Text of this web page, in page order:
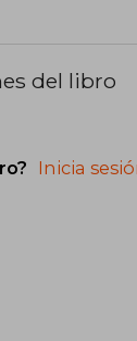
del libro
Inicia